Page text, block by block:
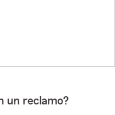
un reclamo?